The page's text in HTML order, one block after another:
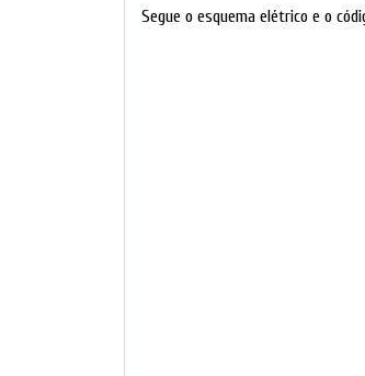
Segue o esquema elétrico e o